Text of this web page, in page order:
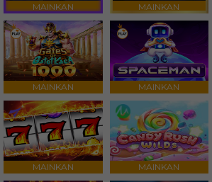
MAINKAN MAINKAN
MAINKAN MAINKAN
MAINKAN MAINKAN